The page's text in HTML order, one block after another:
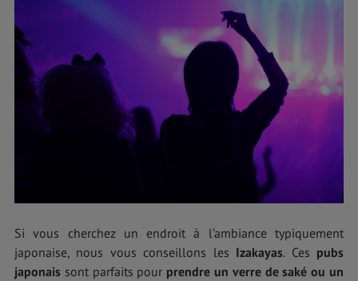
Si vous cherchez un endroit à l’ambiance typiquement
japonaise, nous vous conseillons les Izakayas. Ces pubs
japonais sont parfaits pour prendre un verre de saké ou un